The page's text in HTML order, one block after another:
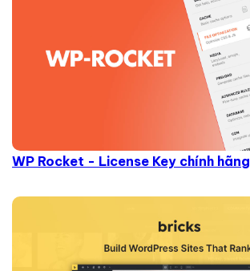
WP Rocket - License Key chính hãng